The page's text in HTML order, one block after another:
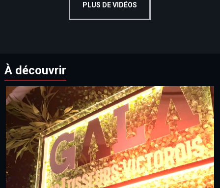
PLUS DE VIDÉOS
À découvrir